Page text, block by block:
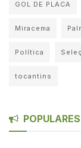
GOL DE PLACA
Miracema
Política
tocantins
POPULARES